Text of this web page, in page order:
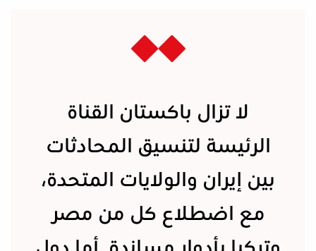
لا تزال باكستان القناة
الرئيسة لتنسيق المحادثات
بين إيران والولايات المتحدة،
مع اضطلاع كل من مصر